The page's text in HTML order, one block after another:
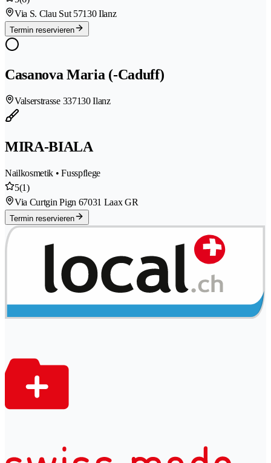
Via S. Clau Sut 57130 Ilanz
Termin reservieren
Casanova Maria (-Caduff)
Valserstrasse 337130 Ilanz
MIRA-BIALA
Nailkosmetik • Fusspflege
5(1)
Via Curtgin Pign 67031 Laax GR
Termin reservieren